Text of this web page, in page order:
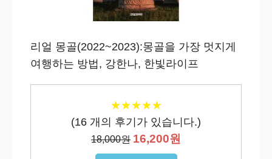
리얼 몽골(2022~2023):몽골을 가장 멋지게
여행하는 방법, 강한나, 한빛라이프
★★★★★
★★★★★
(16 개의 후기가 있습니다.)
18,000원 16,200원